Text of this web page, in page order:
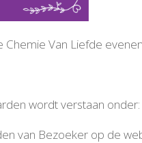
♥
♥
♥
Chemie Van Liefde
wordt verstaan onder:
van Bezoeker op de